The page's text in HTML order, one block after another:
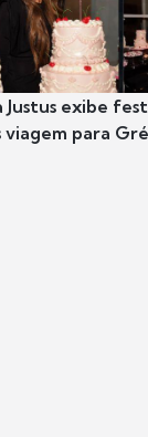
Justus exibe
viagem para